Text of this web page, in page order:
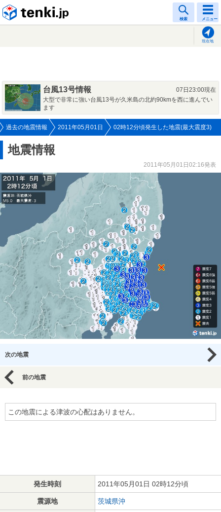
検索 メニュー
現在地
台風13号情報
07日23:00現在
大型で非常に強い台風13号が久米島の北約90kmを西に進んでい
ます
過去の地震情報 2011年05月01日 02時12分頃発生した地震(最大震度3)
地震情報
2011年05月01日02:16発表
次の地震
前の地震
この地震による津波の心配はありません。
発生時刻 2011年05月01日 02時12分頃
震源地 茨城県沖